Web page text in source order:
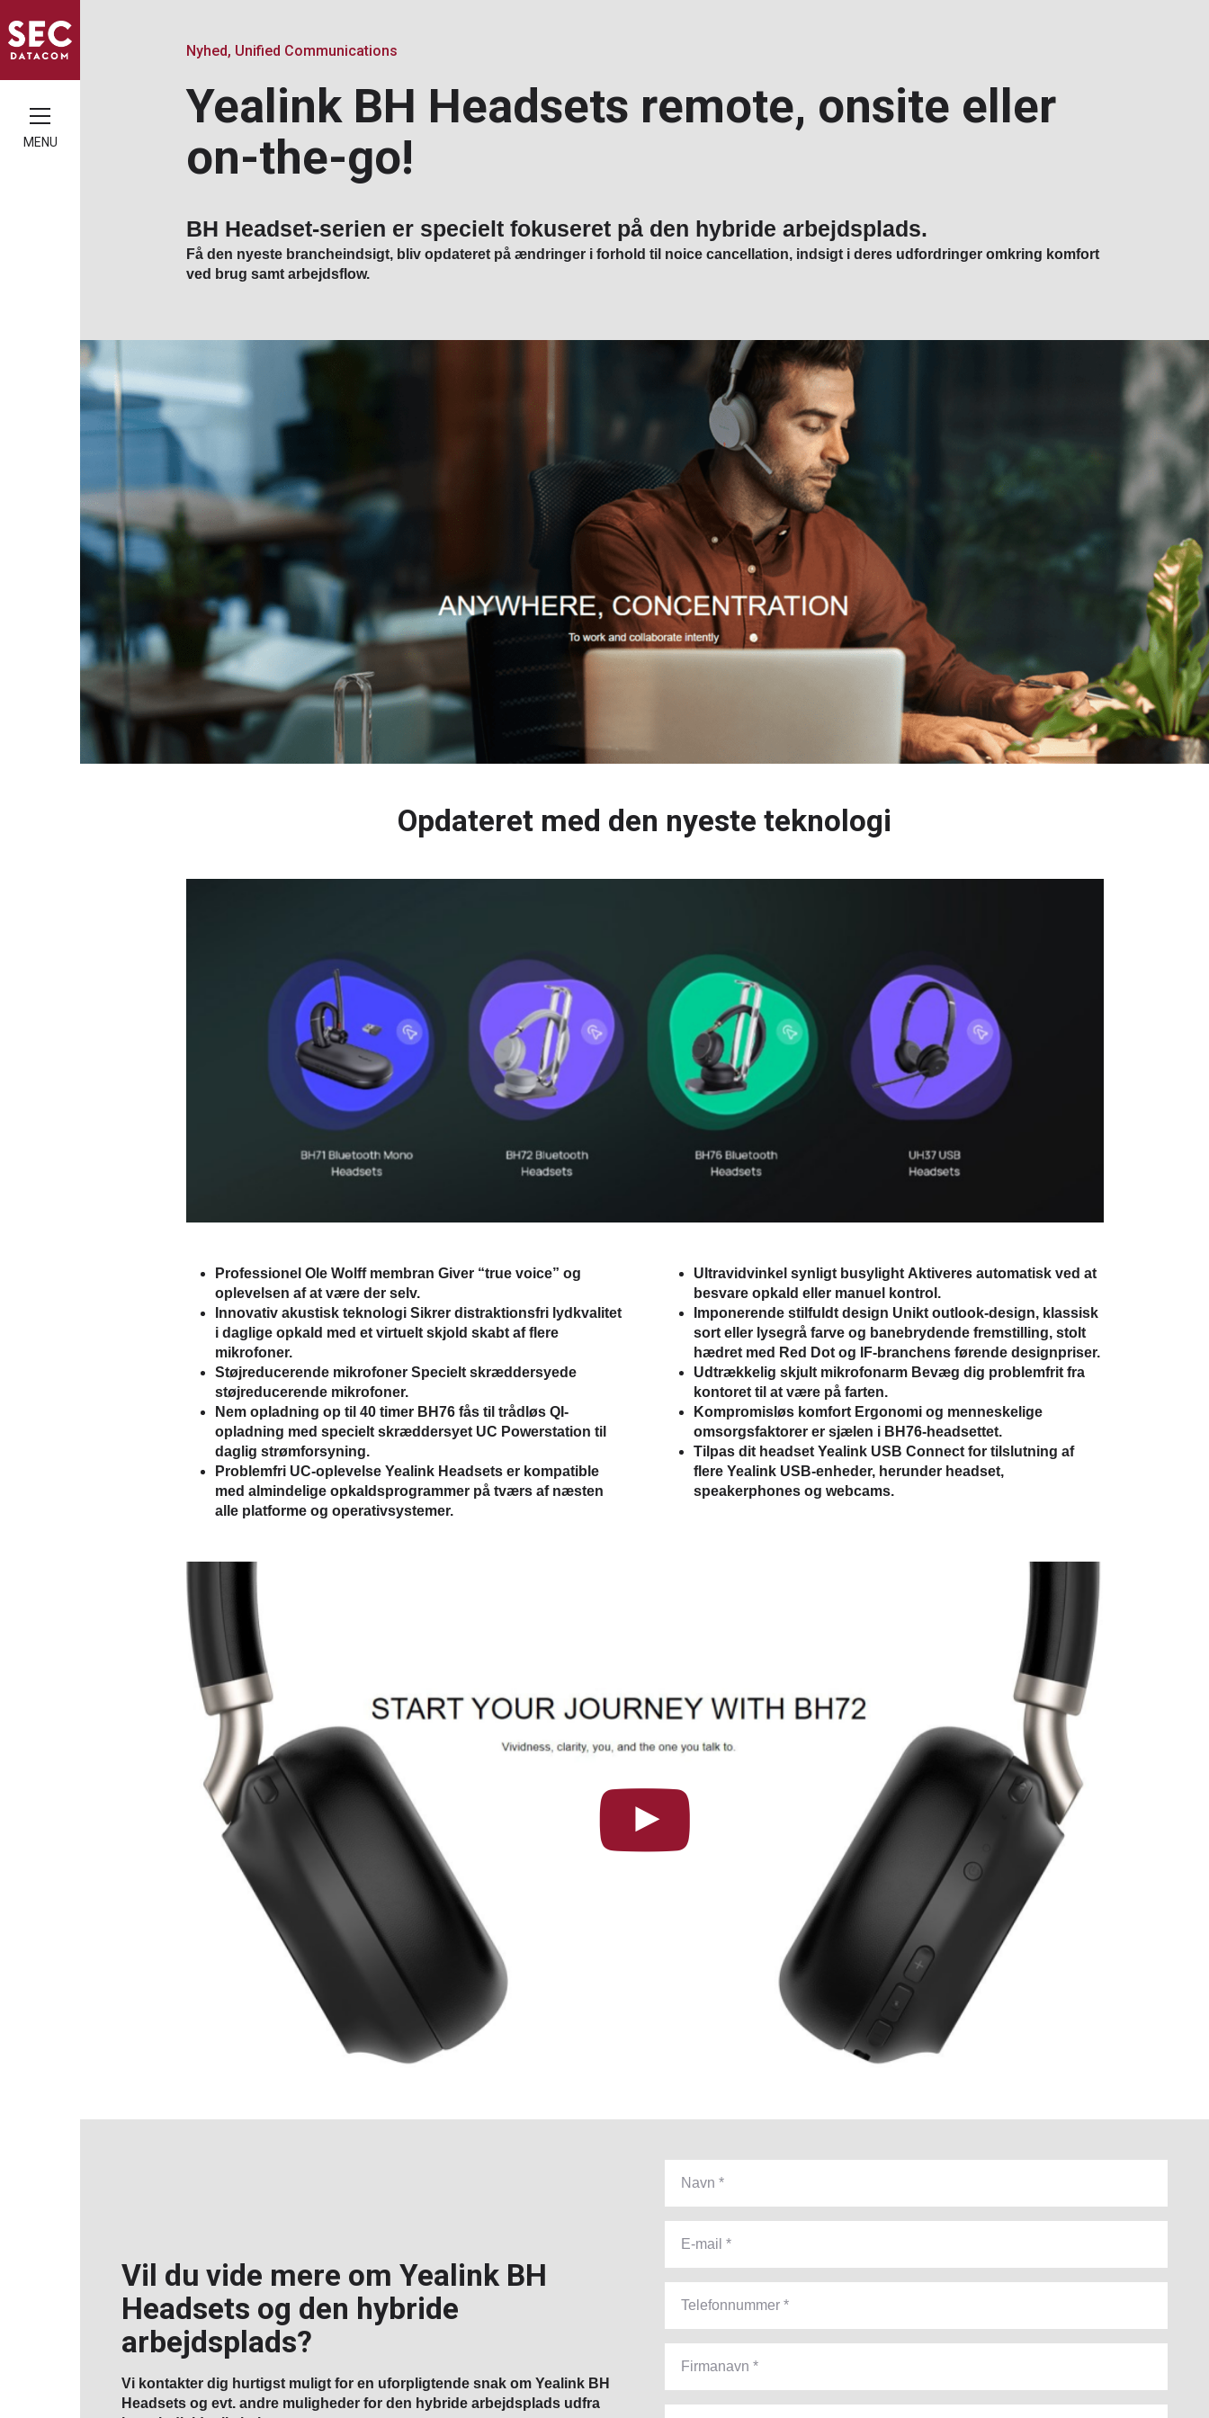
MENU
Nyhed, Unified Communications
Yealink BH Headsets remote, onsite eller
on-the-go!
BH Headset-serien er specielt fokuseret på den hybride arbejdsplads.
Få den nyeste brancheindsigt, bliv opdateret på ændringer i forhold til noice cancellation, indsigt i deres udfordringer omkring komfort
ved brug samt arbejdsflow.
Opdateret med den nyeste teknologi
Professionel Ole Wolff membran Giver “true voice” og
oplevelsen af at være der selv.
Innovativ akustisk teknologi Sikrer distraktionsfri lydkvalitet
i daglige opkald med et virtuelt skjold skabt af flere
mikrofoner.
Støjreducerende mikrofoner Specielt skræddersyede
støjreducerende mikrofoner.
Nem opladning op til 40 timer BH76 fås til trådløs QI-
opladning med specielt skræddersyet UC Powerstation til
daglig strømforsyning.
Problemfri UC-oplevelse Yealink Headsets er kompatible
med almindelige opkaldsprogrammer på tværs af næsten
alle platforme og operativsystemer.
Ultravidvinkel synligt busylight Aktiveres automatisk ved at
besvare opkald eller manuel kontrol.
Imponerende stilfuldt design Unikt outlook-design, klassisk
sort eller lysegrå farve og banebrydende fremstilling, stolt
hædret med Red Dot og IF-branchens førende designpriser.
Udtrækkelig skjult mikrofonarm Bevæg dig problemfrit fra
kontoret til at være på farten.
Kompromisløs komfort Ergonomi og menneskelige
omsorgsfaktorer er sjælen i BH76-headsettet.
Tilpas dit headset Yealink USB Connect for tilslutning af
flere Yealink USB-enheder, herunder headset,
speakerphones og webcams.
Vil du vide mere om Yealink BH
Headsets og den hybride
arbejdsplads?
Vi kontakter dig hurtigst muligt for en uforpligtende snak om Yealink BH
Headsets og evt. andre muligheder for den hybride arbejdsplads udfra